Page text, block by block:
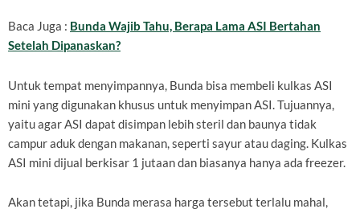
Baca Juga : Bunda Wajib Tahu, Berapa Lama ASI Bertahan
Setelah Dipanaskan?
Untuk tempat menyimpannya, Bunda bisa membeli kulkas ASI
mini yang digunakan khusus untuk menyimpan ASI. Tujuannya,
yaitu agar ASI dapat disimpan lebih steril dan baunya tidak
campur aduk dengan makanan, seperti sayur atau daging. Kulkas
ASI mini dijual berkisar 1 jutaan dan biasanya hanya ada freezer.
Akan tetapi, jika Bunda merasa harga tersebut terlalu mahal,